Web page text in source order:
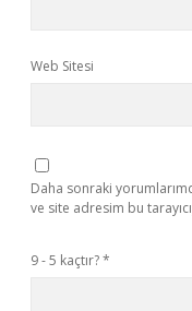
Web Sitesi
Daha sonraki
ve site adresim bu
9 - 5 kaçtır?*